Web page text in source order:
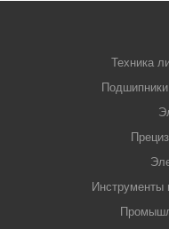
Техника
Инструменты